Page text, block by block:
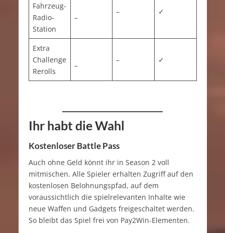
Fahrzeug-
Radio-
Station
–
– ✓
Extra
Challenge
Rerolls
–
– ✓
Ihr habt die Wahl
Kostenloser Battle Pass
Auch ohne Geld könnt ihr in Season 2 voll
mitmischen. Alle Spieler erhalten Zugriff auf den
kostenlosen Belohnungspfad, auf dem
voraussichtlich die spielrelevanten Inhalte wie
neue Waffen und Gadgets freigeschaltet werden.
So bleibt das Spiel frei von Pay2Win-Elementen.